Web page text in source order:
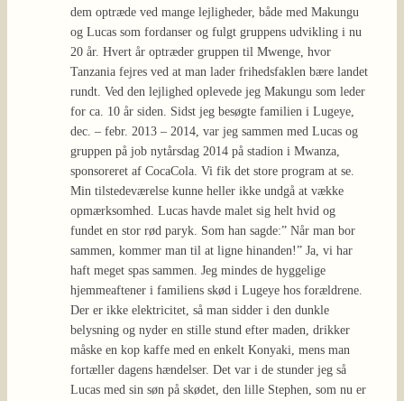
dem optræde ved mange lejligheder, både med Makungu
og Lucas som fordanser og fulgt gruppens udvikling i nu
20 år. Hvert år optræder gruppen til Mwenge, hvor
Tanzania fejres ved at man lader frihedsfaklen bære landet
rundt. Ved den lejlighed oplevede jeg Makungu som leder
for ca. 10 år siden. Sidst jeg besøgte familien i Lugeye,
dec. – febr. 2013 – 2014, var jeg sammen med Lucas og
gruppen på job nytårsdag 2014 på stadion i Mwanza,
sponsoreret af CocaCola. Vi fik det store program at se.
Min tilstedeværelse kunne heller ikke undgå at vække
opmærksomhed. Lucas havde malet sig helt hvid og
fundet en stor rød paryk. Som han sagde:” Når man bor
sammen, kommer man til at ligne hinanden!” Ja, vi har
haft meget spas sammen. Jeg mindes de hyggelige
hjemmeaftener i familiens skød i Lugeye hos forældrene.
Der er ikke elektricitet, så man sidder i den dunkle
belysning og nyder en stille stund efter maden, drikker
måske en kop kaffe med en enkelt Konyaki, mens man
fortæller dagens hændelser. Det var i de stunder jeg så
Lucas med sin søn på skødet, den lille Stephen, som nu er